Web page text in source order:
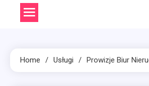
Home Usługi Prowizje Biur